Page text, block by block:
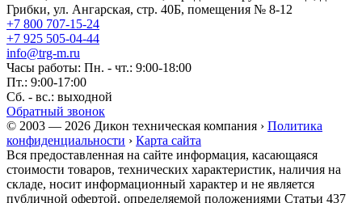
Грибки, ул. Ангарская, стр. 40Б, помещения № 8-12
+7 800 707-15-24
+7 925 505-04-44
info@trg-m.ru
Часы работы: Пн. - чт.: 9:00-18:00
Пт.: 9:00-17:00
Сб. - вс.: выходной
Обратный звонок
© 2003 — 2026 Дикон техническая компания › Политика
конфиденциальности › Карта сайта
Вся предоставленная на сайте информация, касающаяся
стоимости товаров, технических характеристик, наличия на
складе, носит информационный характер и не является
публичной офертой, определяемой положениями Статьи 437